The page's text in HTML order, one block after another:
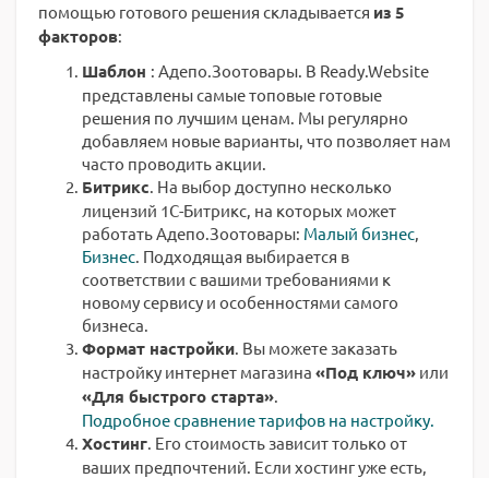
помощью готового решения складывается из 5
факторов:
Шаблон : Адепо.Зоотовары. В Ready.Website
представлены самые топовые готовые
решения по лучшим ценам. Мы регулярно
добавляем новые варианты, что позволяет нам
часто проводить акции.
Битрикс. На выбор доступно несколько
лицензий 1С-Битрикс, на которых может
работать Адепо.Зоотовары: Малый бизнес,
Бизнес. Подходящая выбирается в
соответствии с вашими требованиями к
новому сервису и особенностями самого
бизнеса.
Формат настройки. Вы можете заказать
настройку интернет магазина «Под ключ» или
«Для быстрого старта».
Подробное сравнение тарифов на настройку.
Хостинг. Его стоимость зависит только от
ваших предпочтений. Если хостинг уже есть,